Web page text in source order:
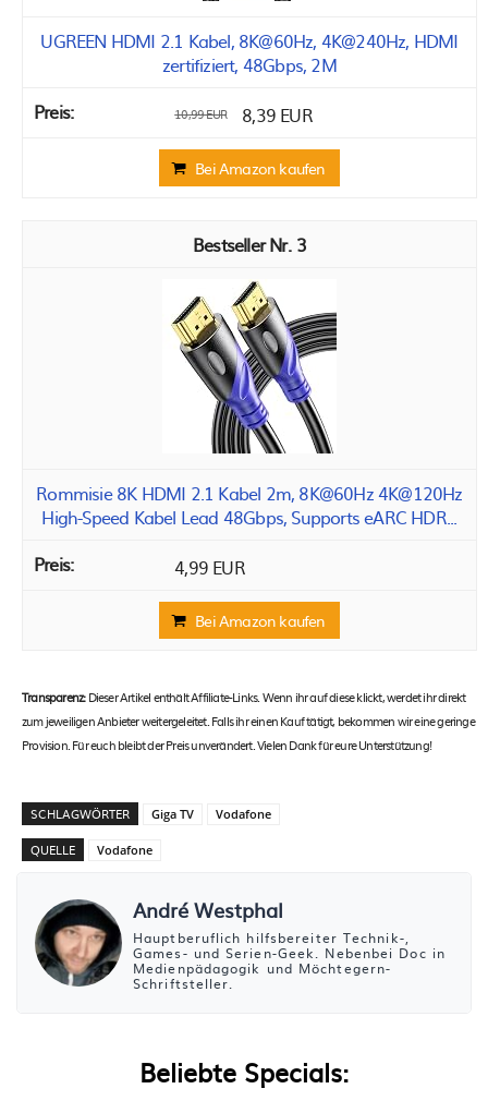
UGREEN HDMI 2.1 Kabel, 8K@60Hz, 4K@240Hz, HDMI
zertifiziert, 48Gbps, 2M
10,99 EUR 8,39 EUR
Bei Amazon kaufen
3
Rommisie 8K HDMI 2.1 Kabel 2m, 8K@60Hz 4K@120Hz
High-Speed Kabel Lead 48Gbps, Supports eARC HDR...
4,99 EUR
Bei Amazon kaufen
Transparenz:Dieser Artikel enthält Affiliate-Links. Wenn ihr auf diese klickt, werdet ihr direkt
zum jeweiligen Anbieter weitergeleitet. Falls ihr einen Kauf tätigt, bekommen wir eine geringe
Provision. Für euch bleibt der Preis unverändert. Vielen Dank für eure Unterstützung!
SCHLAGWÖRTER Giga TV Vodafone
QUELLE Vodafone
André Westphal
Hauptberuflich hilfsbereiter Technik-,
Games- und Serien-Geek. Nebenbei Doc in
Medienpädagogik und Möchtegern-
Schriftsteller.
Beliebte Specials: